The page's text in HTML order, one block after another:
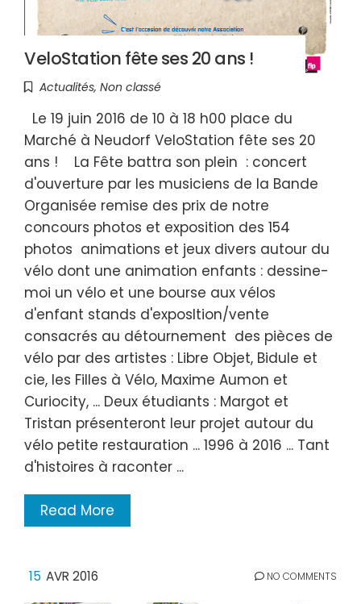
VeloStation fête ses 20 ans !
Actualités, Non classé
Le 19 juin 2016 de 10 à 18 h00 place du
Marché à Neudorf VeloStation fête ses 20
ans ! La Fête battra son plein : concert
d'ouverture par les musiciens de la Bande
Organisée remise des prix de notre
concours photos et exposition des 154
photos animations et jeux divers autour du
vélo dont une animation enfants : dessine-
moi un vélo et une bourse aux vélos
d'enfant stands d'exposItion/vente
consacrés au détournement des pièces de
vélo par des artistes : Libre Objet, Bidule et
cie, les Filles à Vélo, Maxime Aumon et
Curiocity, ... Deux étudiants : Margot et
Tristan présenteront leur projet autour du
vélo petite restauration ... 1996 à 2016 ... Tant
d'histoires à raconter ...
Read More
15 AVR 2016 NO COMMENTS